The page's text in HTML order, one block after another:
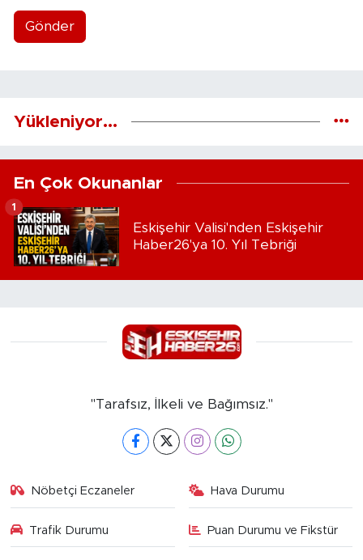
Gönder
Yükleniyor...
En Çok Okunanlar
Eskişehir Valisi'nden Eskişehir
Haber26'ya 10. Yıl Tebriği
1
"Tarafsız, İlkeli ve Bağımsız."
Nöbetçi Eczaneler Hava Durumu
Trafik Durumu Puan Durumu ve Fikstür